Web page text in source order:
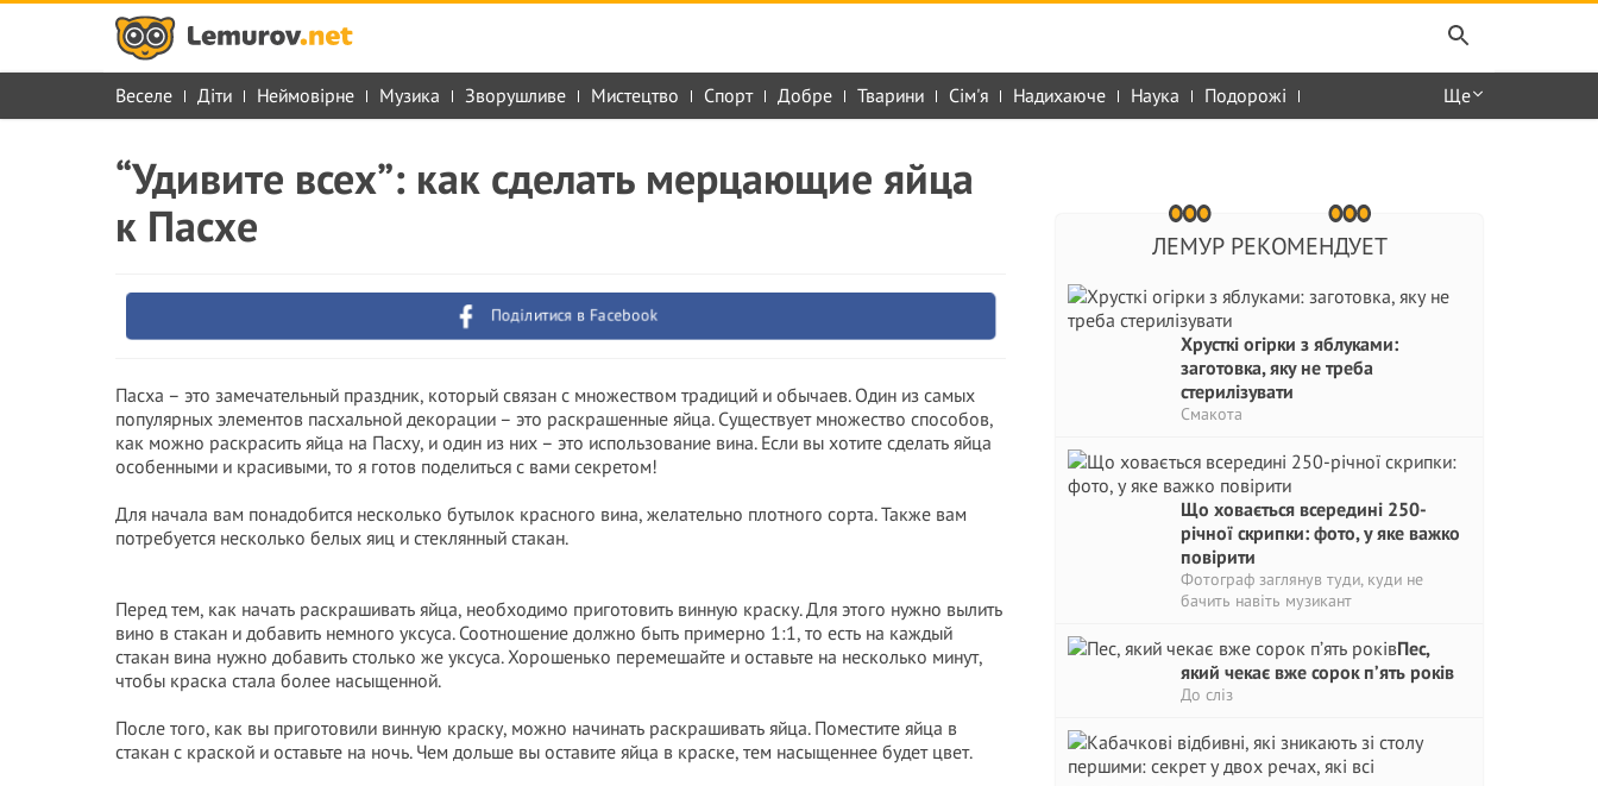
Веселе Діти Неймовірне Музика Зворушливе Мистецтво Спорт Добре Тварини Сім'я Надихаюче Наука Подорожі Ще
ЛЕМУР РЕКОМЕНДУЕТ
Хрусткі огірки з яблуками:
заготовка, яку не треба
стерилізувати
Смакота
Що ховається всередині 250-
річної скрипки: фото, у яке важко
повірити
Фотограф заглянув туди, куди не
бачить навіть музикант
Пес,
який чекає вже сорок п’ять років
До сліз
“Удивите всех”: как сделать мерцающие яйца
к Пасхе
Поділитися в Facebook
Пасха – это замечательный праздник, который связан с множеством традиций и обычаев. Один из самых
популярных элементов пасхальной декорации – это раскрашенные яйца. Существует множество способов,
как можно раскрасить яйца на Пасху, и один из них – это использование винa. Если вы хотите сделать яйца
особенными и красивыми, то я готов поделиться с вами секретом!
Для начала вам понадобится несколько бутылок красного винa, желательно плотного сорта. Также вам
потребуется несколько белых яиц и стеклянный стакан.
Перед тем, как начать раскрашивать яйца, необходимо приготовить виннyю краску. Для этого нужно вылить
винo в стакан и добавить немного уксуса. Соотношение должно быть примерно 1:1, то есть на каждый
стакан винa нужно добавить столько же уксуса. Хорошенько перемешайте и оставьте на несколько минут,
чтобы краска стала более насыщенной.
После того, как вы приготовили виннyю краску, можно начинать раскрашивать яйца. Поместите яйца в
стакан с краской и оставьте на ночь. Чем дольше вы оставите яйца в краске, тем насыщеннее будет цвет.